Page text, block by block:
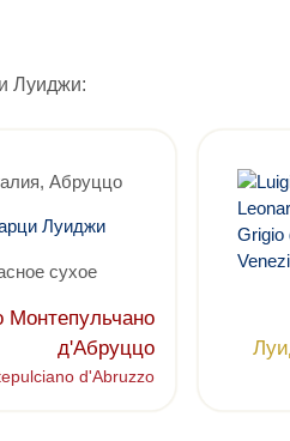
Луиджи:
Абруццо
Луиджи
сухое
д'Абруццо
d'Abruzzo